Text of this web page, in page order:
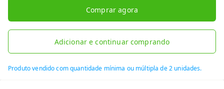
Comprar agora
Adicionar e continuar comprando
Produto vendido com quantidade mínima ou múltipla de 2 unidades.